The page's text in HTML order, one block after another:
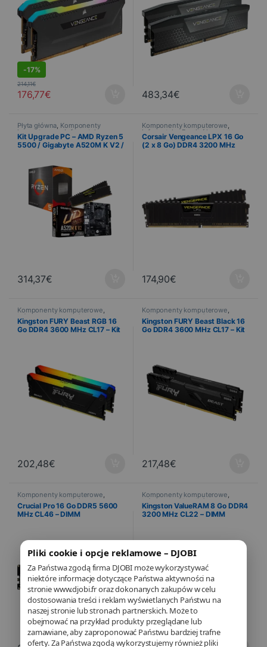
Pliki cookie i opcje reklamowe – DJOBI
Za Państwa zgodą firma DJOBI może wykorzystywać
niektóre informacje dotyczące Państwa aktywności na
stronie www.djobi.fr oraz dokonanych zakupów w celu
dostosowania treści i reklam wyświetlanych Państwu na
naszej stronie lub stronach partnerskich. Może to
obejmować na przykład produkty przeglądane lub
zamawiane, aby zaproponować Państwu bardziej trafne
oferty. Za Państwa zgodą wykorzystujemy również pliki
-17%
176,77€
214,11€
483,34€
Płyta główna, Komponenty
komputerowe,Informatyka
Pamięć komputera,Procesor
Kit Upgrade PC – AMD Ryzen 5
5500 / Gigabyte A520M K V2 /
314,37€
Komponenty komputerowe,
Informatyka Pamięć komputera
Corsair Vengeance LPX 16 Go
(2 x 8 Go) DDR4 3200 MHz
174,90€
Komponenty komputerowe,
Informatyka,Pamięć komputera
Kingston FURY Beast RGB 16
Go DDR4 3600 MHz CL17 – Kit
202,48€
Komponenty komputerowe,
Informatyka,Pamięć komputera
Kingston FURY Beast Black 16
Go DDR4 3600 MHz CL17 – Kit
217,48€
Komponenty komputerowe,
Informatyka ,Pamięć komputera
Crucial Pro 16 Go DDR5 5600
MHz CL46 – DIMM
Komponenty komputerowe,
Informatyka, Pamięć komputera
Kingston ValueRAM 8 Go DDR4
3200 MHz CL22 – DIMM